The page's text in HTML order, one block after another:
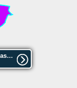
Nationally designated areas (NatDA) - Large scale viewing:Niederungssystem des Zinndorfer Mühlenfließes und seiner Vorfluter